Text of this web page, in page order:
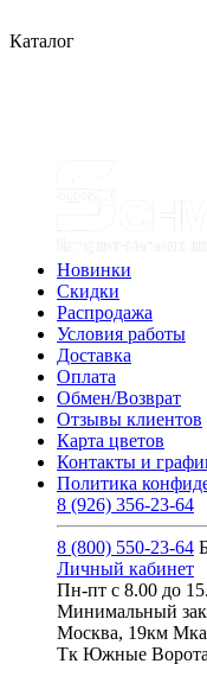
Каталог
Новинки
Скидки
Распродажа
Условия работы
Доставка
Оплата
Обмен/Возврат
Отзывы клиентов
Карта цветов
Контакты и
Политика
8 (926) 356-23-64
8 (800) 550-23-64
Личный кабинет
Пн-пт с 8.00 до
Минимальный
Москва, 19км
Тк Южные Ворота